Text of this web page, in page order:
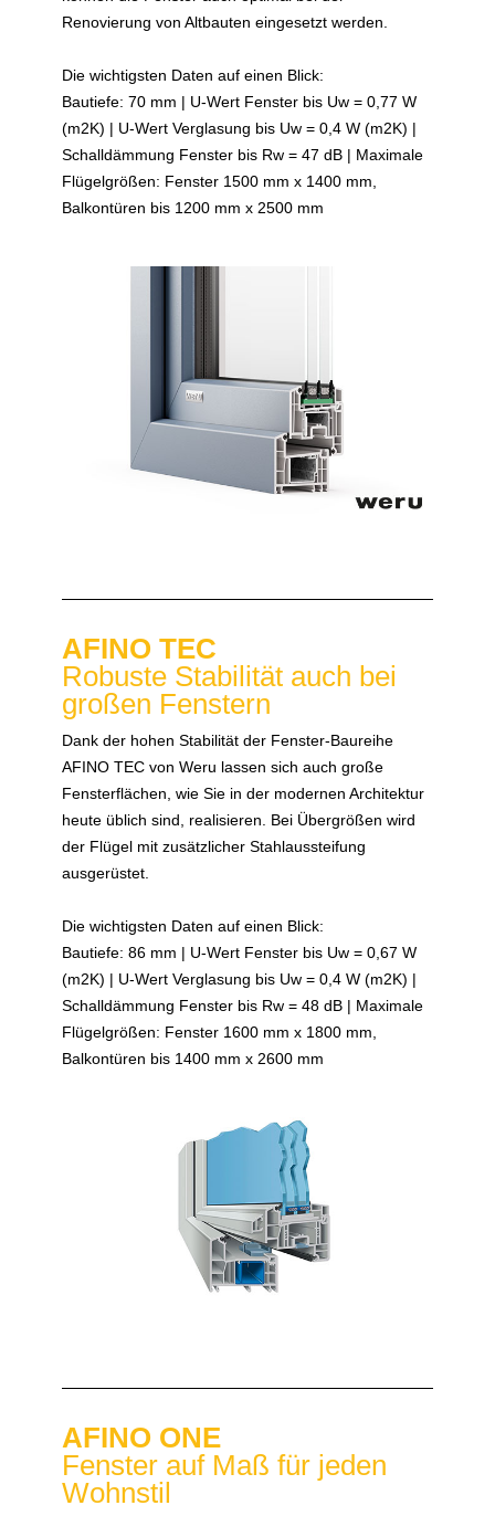
Renovierung von Altbauten eingesetzt werden.
Die wichtigsten Daten auf einen Blick:
Bautiefe: 70 mm | U-Wert Fenster bis Uw = 0,77 W
(m2K) | U-Wert Verglasung bis Uw = 0,4 W (m2K) |
Schalldämmung Fenster bis Rw = 47 dB | Maximale
Flügelgrößen: Fenster 1500 mm x 1400 mm,
Balkontüren bis 1200 mm x 2500 mm
AFINO TEC
Robuste Stabilität auch bei
großen Fenstern
Dank der hohen Stabilität der Fenster-Baureihe
AFINO TEC von Weru lassen sich auch große
Fensterflächen, wie Sie in der modernen Architektur
heute üblich sind, realisieren. Bei Übergrößen wird
der Flügel mit zusätzlicher Stahlaussteifung
ausgerüstet.
Die wichtigsten Daten auf einen Blick:
Bautiefe: 86 mm | U-Wert Fenster bis Uw = 0,67 W
(m2K) | U-Wert Verglasung bis Uw = 0,4 W (m2K) |
Schalldämmung Fenster bis Rw = 48 dB | Maximale
Flügelgrößen: Fenster 1600 mm x 1800 mm,
Balkontüren bis 1400 mm x 2600 mm
AFINO ONE
Fenster auf Maß für jeden
Wohnstil